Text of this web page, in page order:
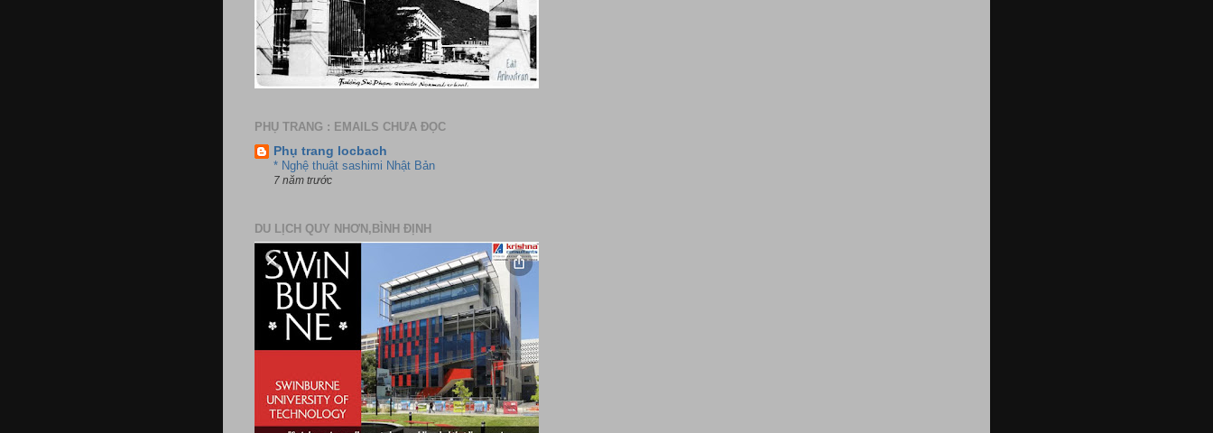
PHỤ TRANG : EMAILS CHƯA ĐỌC
Phụ trang locbach
* Nghệ thuật sashimi Nhật Bản
7 năm trước
DU LỊCH QUY NHƠN,BÌNH ĐỊNH